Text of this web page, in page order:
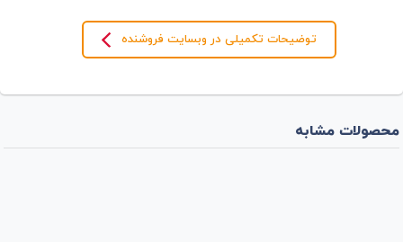
توضیحات تکمیلی در وبسایت فروشنده
محصولات مشابه